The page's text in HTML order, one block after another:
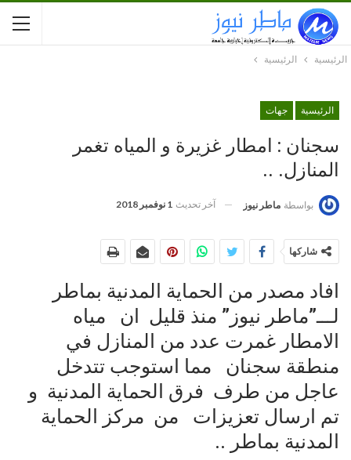
الرئيسية الرئيسية
الرئيسية جهات
سجنان : امطار غزيرة و المياه تغمر
المنازل. ..
بواسطة ماطر نيوز آخر تحديث 1 نوفمبر 2018
شاركها
افاد مصدر من الحماية المدنية بماطر
لـــ”ماطر نيوز” منذ قليل ان مياه
الامطار غمرت عدد من المنازل في
منطقة سجنان مما استوجب تتدخل
عاجل من طرف فرق الحماية المدنية و
تم ارسال تعزيزات من مركز الحماية
المدنية بماطر ..